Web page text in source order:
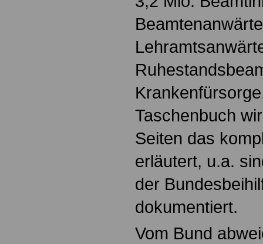
Taschenbuch
Seiten das
erläutert, u.a.
der
dokumentiert.
Vom Bund